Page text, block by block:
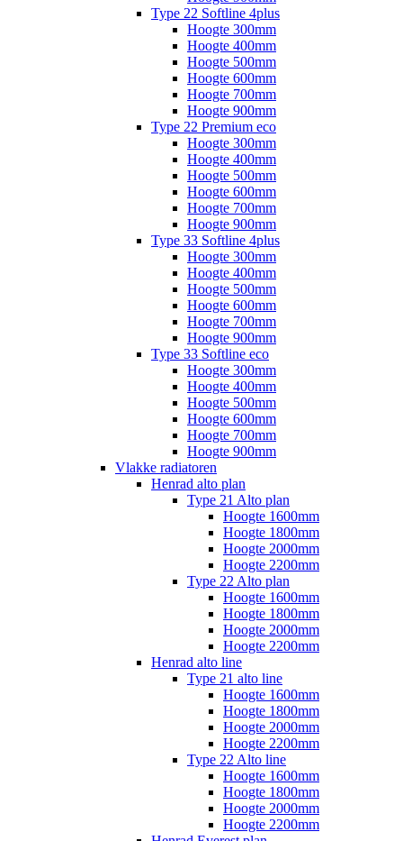
Type 22 Softline 4plus
Hoogte 300mm
Hoogte 400mm
Hoogte 500mm
Hoogte 600mm
Hoogte 700mm
Hoogte 900mm
Type 22 Premium eco
Hoogte 300mm
Hoogte 400mm
Hoogte 500mm
Hoogte 600mm
Hoogte 700mm
Hoogte 900mm
Type 33 Softline 4plus
Hoogte 300mm
Hoogte 400mm
Hoogte 500mm
Hoogte 600mm
Hoogte 700mm
Hoogte 900mm
Type 33 Softline eco
Hoogte 300mm
Hoogte 400mm
Hoogte 500mm
Hoogte 600mm
Hoogte 700mm
Hoogte 900mm
Vlakke radiatoren
Henrad alto plan
Type 21 Alto plan
Hoogte 1600mm
Hoogte 1800mm
Hoogte 2000mm
Hoogte 2200mm
Type 22 Alto plan
Hoogte 1600mm
Hoogte 1800mm
Hoogte 2000mm
Hoogte 2200mm
Henrad alto line
Type 21 alto line
Hoogte 1600mm
Hoogte 1800mm
Hoogte 2000mm
Hoogte 2200mm
Type 22 Alto line
Hoogte 1600mm
Hoogte 1800mm
Hoogte 2000mm
Hoogte 2200mm